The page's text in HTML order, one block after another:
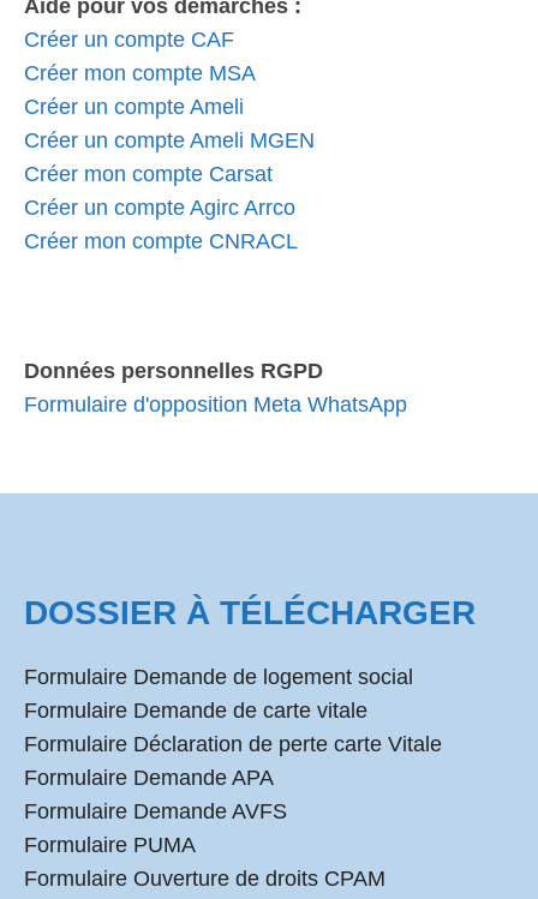
Aide pour vos démarches :
Créer un compte CAF
Créer mon compte MSA
Créer un compte Ameli
Créer un compte Ameli MGEN
Créer mon compte Carsat
Créer un compte Agirc Arrco
Créer mon compte CNRACL
Données personnelles RGPD
Formulaire d'opposition Meta WhatsApp
DOSSIER À TÉLÉCHARGER
Formulaire Demande de logement social
Formulaire Demande de carte vitale
Formulaire Déclaration de perte carte Vitale
Formulaire Demande APA
Formulaire Demande AVFS
Formulaire PUMA
Formulaire Ouverture de droits CPAM